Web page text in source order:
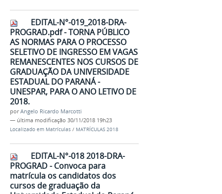
EDITAL-N°-019_2018-DRA-
PROGRAD.pdf - TORNA PÚBLICO
AS NORMAS PARA O PROCESSO
SELETIVO DE INGRESSO EM VAGAS
REMANESCENTES NOS CURSOS DE
GRADUAÇÃO DA UNIVERSIDADE
ESTADUAL DO PARANÁ -
UNESPAR, PARA O ANO LETIVO DE
2018.
porAngelo Ricardo Marcotti
— última modificação 30/11/2018 19h23
Localizado em Matrículas / MATRÍCULAS 2018
EDITAL-N°-018 2018-DRA-
PROGRAD - Convoca para
matrícula os candidatos dos
cursos de graduação da